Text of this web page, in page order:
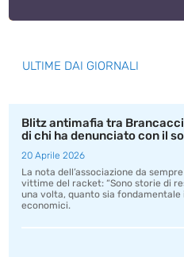
ULTIME DAI GIORNALI
Blitz antimafia tra
di chi ha denunciato con il
20 Aprile 2026
La nota dell’associazione da
vittime del racket: “Sono storie di
una volta, quanto sia
economici.